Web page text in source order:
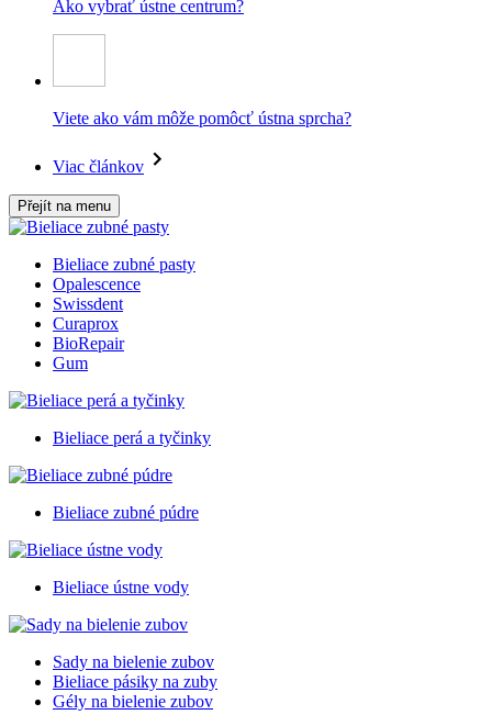
Ako vybrať ústne centrum?
Viete ako vám môže pomôcť ústna sprcha?
Viac článkov
Přejít na menu
Bieliace zubné pasty
Opalescence
Swissdent
Curaprox
BioRepair
Gum
Bieliace perá a tyčinky
Bieliace zubné púdre
Bieliace ústne vody
Sady na bielenie zubov
Bieliace pásiky na zuby
Gély na bielenie zubov